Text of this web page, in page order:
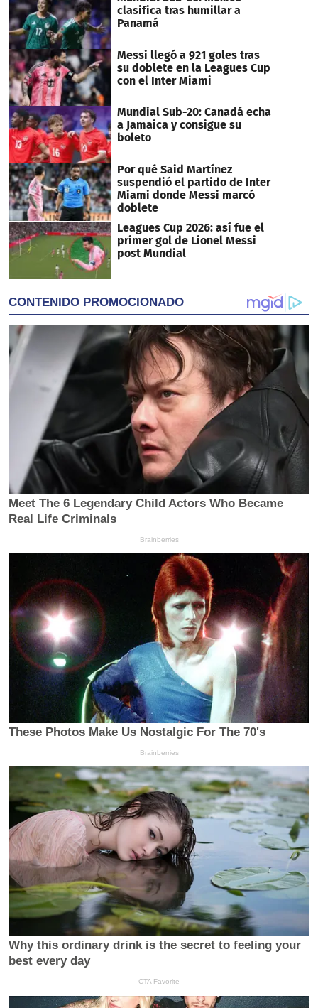
seconds
clasifica tras humillar a
Panamá
Messi llegó a 921 goles tras
su doblete en la Leagues Cup
con el Inter Miami
Mundial Sub-20: Canadá echa
a Jamaica y consigue su
boleto
Por qué Said Martínez
suspendió el partido de Inter
Miami donde Messi marcó
doblete
Leagues Cup 2026: así fue el
primer gol de Lionel Messi
post Mundial